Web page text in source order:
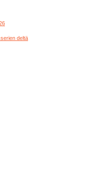
deltä